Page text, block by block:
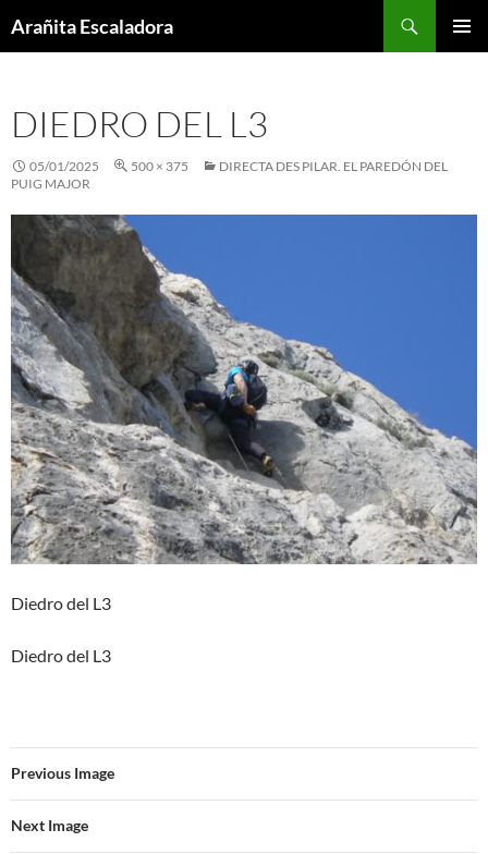
toArañita Escaladora
DIEDRO DEL L3
05/01/2025 500 × 375
DIRECTA DES PILAR. EL PAREDÓN DEL
PUIG MAJOR
Diedro del L3
Diedro del L3
Previous Image
Next Image